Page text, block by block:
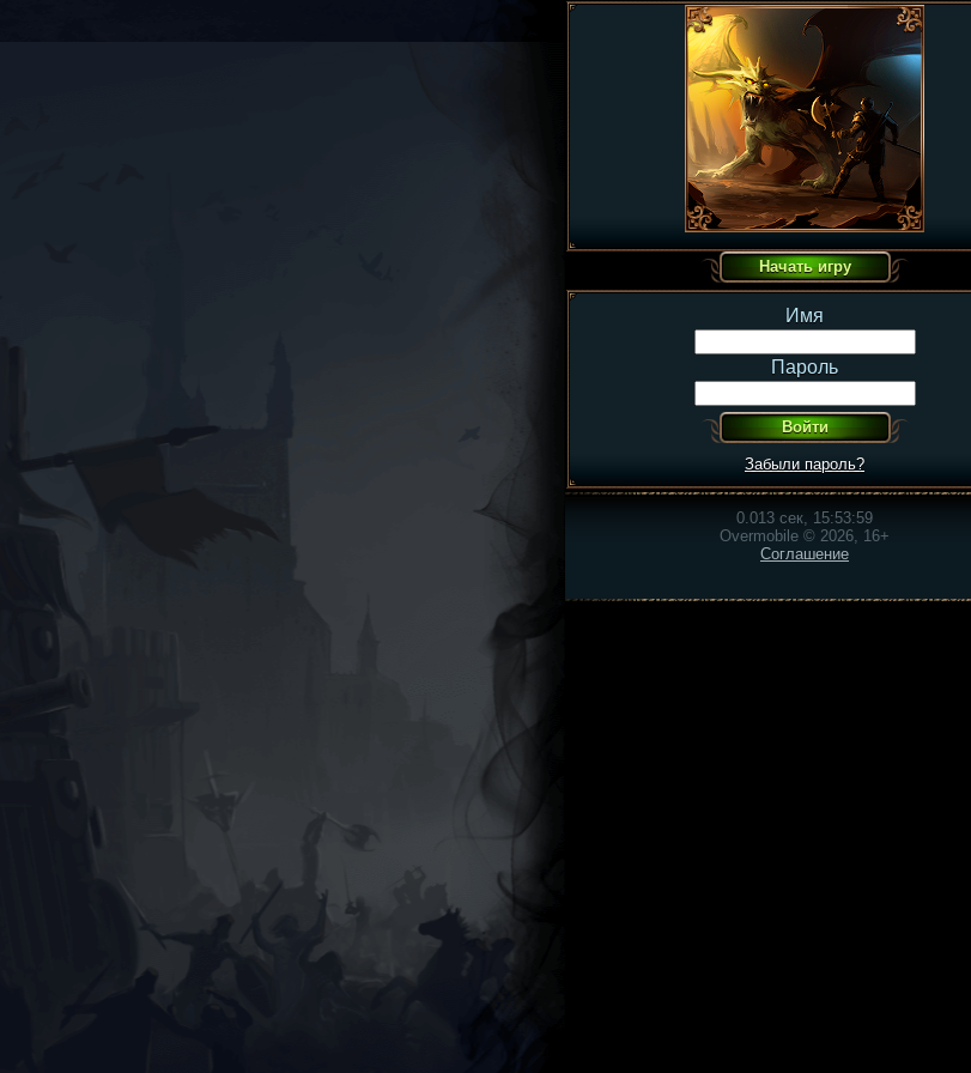
Имя
Пароль
Забыли пароль?
0.013 сек, 15:53:59
Overmobile © 2026, 16+
Соглашение